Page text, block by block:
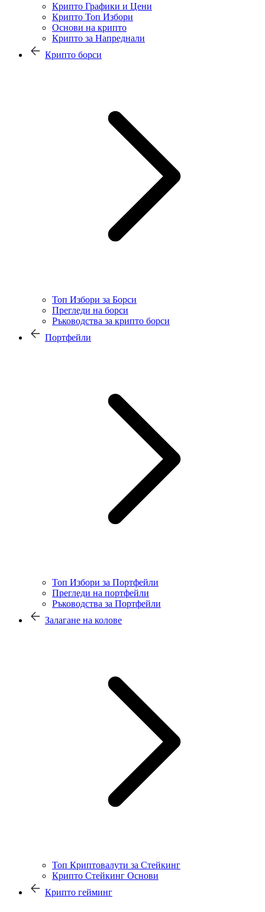
Крипто Графики и Цени
Крипто Топ Избори
Основи на крипто
Крипто за Напреднали
Крипто борси
Топ Избори за Борси
Прегледи на борси
Ръководства за крипто борси
Портфейли
Топ Избори за Портфейли
Прегледи на портфейли
Ръководства за Портфейли
Залагане на колове
Топ Криптовалути за Стейкинг
Крипто Стейкинг Основи
Крипто гейминг